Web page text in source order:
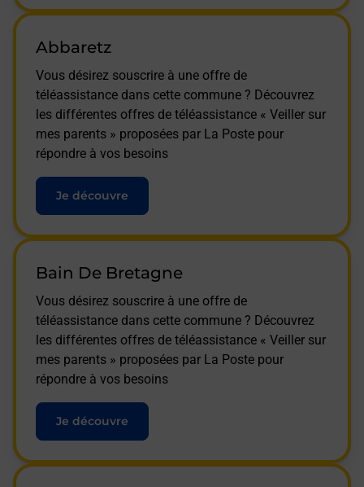
Abbaretz
Vous désirez souscrire à une offre de
téléassistance dans cette commune ? Découvrez
les différentes offres de téléassistance « Veiller sur
mes parents » proposées par La Poste pour
répondre à vos besoins
Je découvre
Bain De Bretagne
Vous désirez souscrire à une offre de
téléassistance dans cette commune ? Découvrez
les différentes offres de téléassistance « Veiller sur
mes parents » proposées par La Poste pour
répondre à vos besoins
Je découvre